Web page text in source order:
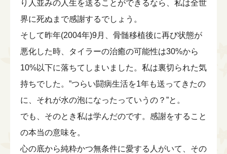
り人並みの人生を送ることができるなら、私は全世
界に死ぬまで感謝するでしょう。
そして昨年(2004年)9月、骨髄移植後に再び状態が
悪化した時、タイラーの治癒の可能性は30%から
10%以下に落ちてしまいました。私は裏切られた気
持ちでした。”つらい闘病生活を1年も送ってきたの
に、それが水の泡になったっていうの？”と。
でも、そのとき私は学んだのです。感謝をすること
の本当の意味を。
心の底から純粋かつ無条件に愛する人がいて、その